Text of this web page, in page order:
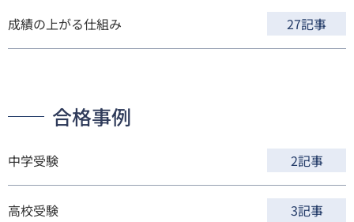
成績の上がる仕組み 27記事
合格事例
中学受験 2記事
高校受験 3記事